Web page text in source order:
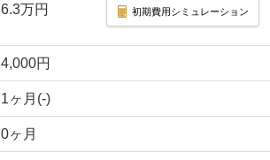
6.3万円 初期費用シミュレーション
4,000円
1ヶ月(-)
0ヶ月